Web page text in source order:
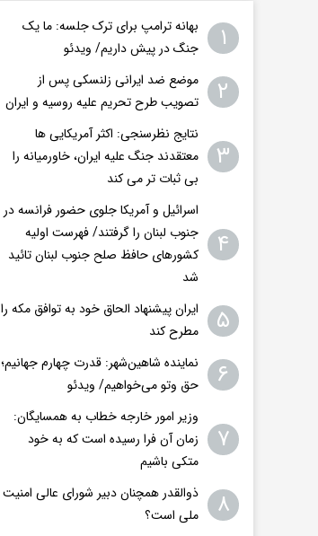
۱
بهانه ترامپ برای ترک جلسه: ما یک
جنگ در پیش داریم/ ویدئو
۲
موضع ضد ایرانی زلنسکی پس از
تصویب طرح تحریم علیه روسیه و ایران
۳
نتایج نظرسنجی: اکثر آمریکایی ها
معتقدند جنگ علیه ایران، خاورمیانه را
بی ثبات تر می کند
۴
اسرائیل و آمریکا جلوی حضور فرانسه در
جنوب لبنان را گرفتند/ فهرست اولیه
کشورهای حافظ صلح جنوب لبنان تائید
شد
۵
ایران پیشنهاد الحاق خود به توافق مکه را
مطرح کند
۶
نماینده شاهین‌شهر: قدرت چهارم جهانیم؛
حق وتو می‌خواهیم/ ویدئو
۷
وزیر امور خارجه خطاب به همسایگان:
زمان آن فرا رسیده است که به خود
متکی باشیم
۸
ذوالقدر همچنان دبیر شورای ‌عالی امنیت
ملی است؟